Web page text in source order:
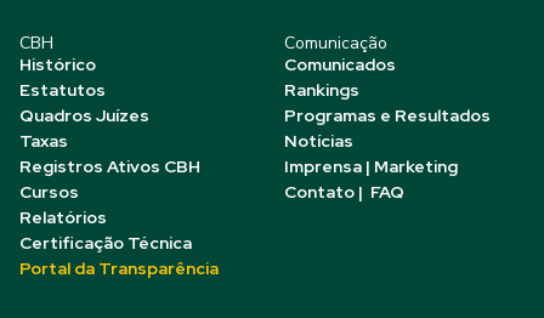
CBH
Histórico
Estatutos
Quadros Juízes
Taxas
Registros Ativos CBH
Cursos
Relatórios
Certificação Técnica
Portal da Transparência
Comunicação
Comunicados
Rankings
Programas e Resultados
Notícias
Imprensa | Marketing
Contato | FAQ